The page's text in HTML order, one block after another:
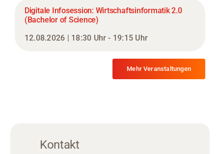
Digitale Infosession: Wirtschaftsinformatik 2.0
(Bachelor of Science)
12.08.2026 | 18:30 Uhr - 19:15 Uhr
Mehr Veranstaltungen
Kontakt